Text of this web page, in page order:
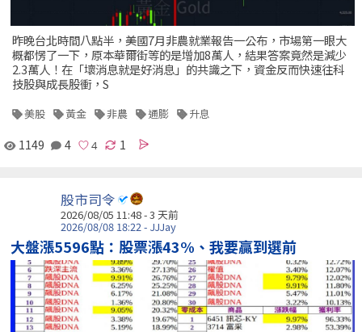
昨晚台北時間八點半，美國7月非農就業報告一公布，市場第一眼大
概都愣了一下，原本華爾街等的是增加8萬人，結果答案竟然是減少
2.3萬人！在「壞消息就是好消息」的共識之下，資金反而快速往科
技股與成長股衝，S
美股 黃金 非農 通膨 升息
1149 4 1
股市司令
2026/08/05 11:48 - 3 天前
2026/08/08 18:22 - JJJay
大盤漲5596點：股票漲43%、我要贏到選前